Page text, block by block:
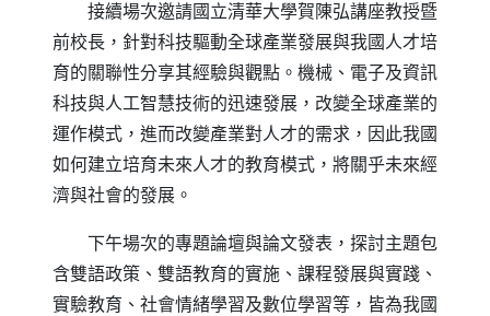
接續場次邀請國立清華大學賀陳弘講座教授暨
前校長，針對科技驅動全球產業發展與我國人才培
育的關聯性分享其經驗與觀點。機械、電子及資訊
科技與人工智慧技術的迅速發展，改變全球產業的
運作模式，進而改變產業對人才的需求，因此我國
如何建立培育未來人才的教育模式，將關乎未來經
濟與社會的發展。
下午場次的專題論壇與論文發表，探討主題包
含雙語政策、雙語教育的實施、課程發展與實踐、
實驗教育、社會情緒學習及數位學習等，皆為我國